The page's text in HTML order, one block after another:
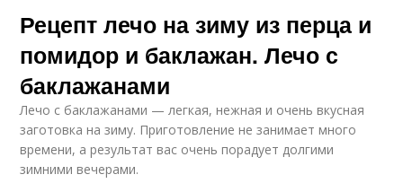
Рецепт лечо на зиму из перца и
помидор и баклажан. Лечо с
баклажанами
Лечо с баклажанами — легкая, нежная и очень вкусная
заготовка на зиму. Приготовление не занимает много
времени, а результат вас очень порадует долгими
зимними вечерами.